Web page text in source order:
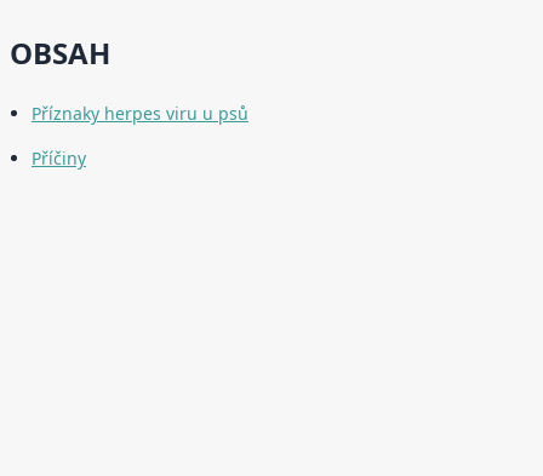
OBSAH
Příznaky herpes viru u psů
Příčiny